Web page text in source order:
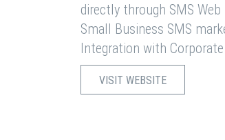
directly through SMS
Small Business SMS
Integration with
VISIT WEBSITE